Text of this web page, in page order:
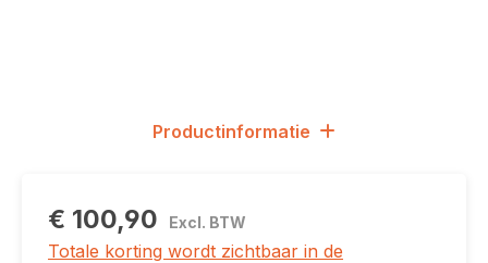
Productinformatie
€ 100,90 Excl. BTW
Totale korting wordt zichtbaar in de